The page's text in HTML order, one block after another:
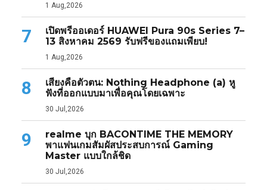
1 Aug,2026
7
เปิดพรีออเดอร์ HUAWEI Pura 90s Series 7–
13 สิงหาคม 2569 รับฟรีของแถมเพียบ!
1 Aug,2026
8
เสียงคือตัวตน: Nothing Headphone (a) หู
ฟังที่ออกแบบมาเพื่อคุณโดยเฉพาะ
30 Jul,2026
9
realme บุก BACONTIME THE MEMORY
พาแฟนเกมสัมผัสประสบการณ์ Gaming
Master แบบใกล้ชิด
30 Jul,2026